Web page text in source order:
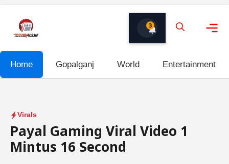
content
3
Home Gopalganj World Entertainment
Virals
Payal Gaming Viral Video 1
Mintus 16 Second